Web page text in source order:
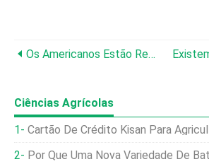
Os Americanos Estão Recebendo Sementes Misteriosas Pelo Correio Da China Existem Tantas
Ciências Agrícolas
Cartão De Crédito Kisan Para
Por Que Uma Nova Variedade De Batata Pode Ser Uma Virada De Jogo